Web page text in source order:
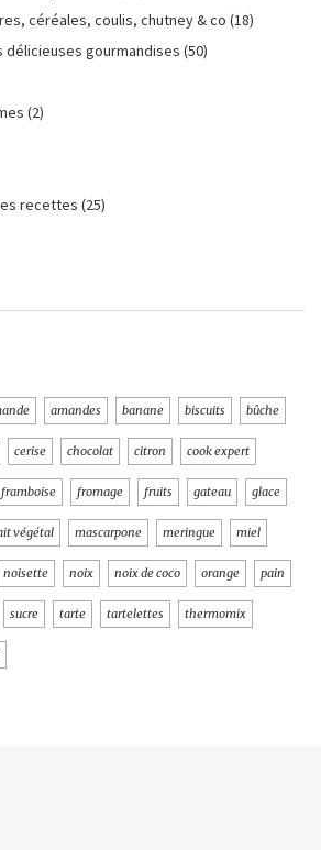
céréales, coulis, chutney & co (18)
gourmandises (50)
(2)
recettes (25)
amandes banane biscuits bûche
cerise chocolat citron cook expert
framboise fromage fruits gateau glace
végétal mascarpone meringue miel
noisette noix noix de coco orange pain
sucre tarte tartelettes thermomix